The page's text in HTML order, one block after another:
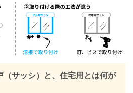
サッシ）と、住宅用とは何が